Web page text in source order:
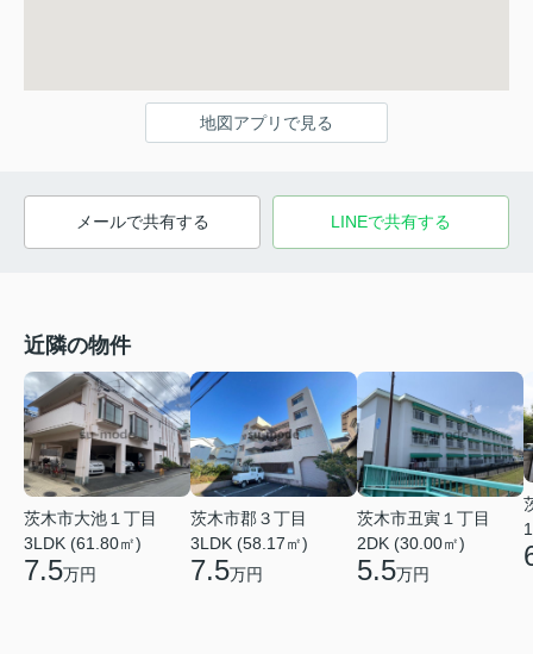
地図アプリで見る
メールで共有する LINEで共有する
近隣の物件
茨木市大池１丁目
3LDK (61.80㎡)
7.5万円
茨木市郡３丁目
3LDK (58.17㎡)
7.5万円
茨木市丑寅１丁目
2DK (30.00㎡)
5.5万円